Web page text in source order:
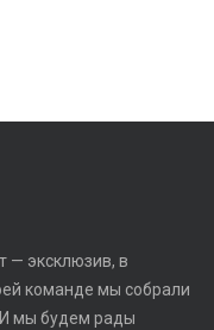
— эксклюзив, в
команде мы собрали
И мы будем рады